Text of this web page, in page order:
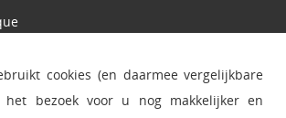
cookies (en daarmee vergelijkbare
het bezoek voor u nog makkelijker en